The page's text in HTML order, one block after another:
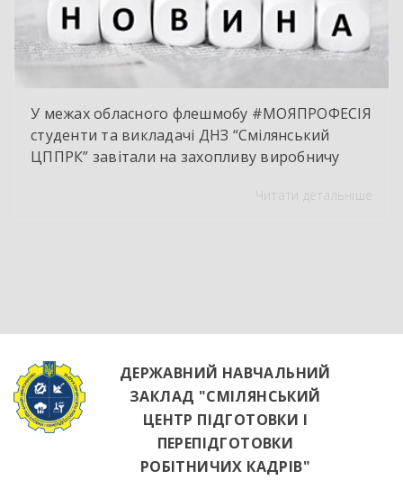
У межах обласного флешмобу #МОЯПРОФЕСІЯ
студенти та викладачі ДНЗ “Смілянський
ЦППРК” завітали на захопливу виробничу
НВК “Лідер”. Світлі кахлі, інноваційне
висококваліфікованих майбутніх фахівцях. […]
Читати детальніше
ДЕРЖАВНИЙ НАВЧАЛЬНИЙ
ЗАКЛАД "СМІЛЯНСЬКИЙ
ЦЕНТР ПІДГОТОВКИ І
ПЕРЕПІДГОТОВКИ
РОБІТНИЧИХ КАДРІВ"